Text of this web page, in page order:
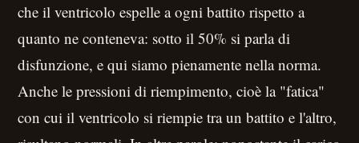
che il ventricolo espelle a ogni battito rispetto a
quanto ne conteneva: sotto il 50% si parla di
disfunzione, e qui siamo pienamente nella norma.
Anche le pressioni di riempimento, cioè la "fatica"
con cui il ventricolo si riempie tra un battito e l'altro,